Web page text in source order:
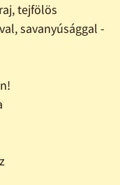
tejfölös
savanyúsággal -